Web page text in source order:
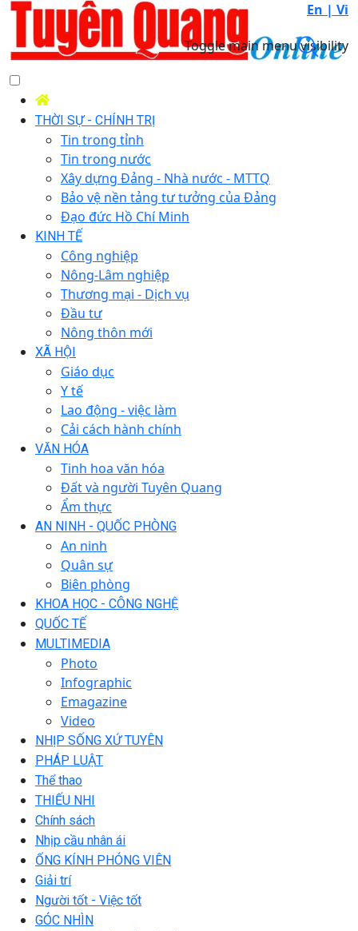
En | Vi
Toggle main menu visibility
THỜI SỰ - CHÍNH TRỊ
Tin trong tỉnh
Tin trong nước
Xây dựng Đảng - Nhà nước - MTTQ
Bảo vệ nền tảng tư tưởng của Đảng
Đạo đức Hồ Chí Minh
KINH TẾ
Công nghiệp
Nông-Lâm nghiệp
Thương mại - Dịch vụ
Đầu tư
Nông thôn mới
XÃ HỘI
Giáo dục
Y tế
Lao động - việc làm
Cải cách hành chính
VĂN HÓA
Tinh hoa văn hóa
Đất và người Tuyên Quang
Ẩm thực
AN NINH - QUỐC PHÒNG
An ninh
Quân sự
Biên phòng
KHOA HỌC - CÔNG NGHỆ
QUỐC TẾ
MULTIMEDIA
Photo
Infographic
Emagazine
Video
NHỊP SỐNG XỨ TUYÊN
PHÁP LUẬT
Thể thao
THIẾU NHI
Chính sách
Nhịp cầu nhân ái
ỐNG KÍNH PHÓNG VIÊN
Giải trí
Người tốt - Việc tốt
GÓC NHÌN